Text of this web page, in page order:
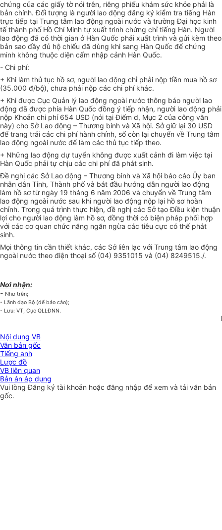
chứng của các giấy tờ nói trên, riêng phiếu khám sức khỏe phải là
bản chính. Đối tượng là người lao động đăng ký kiểm tra tiếng Hàn
trực tiếp tại Trung tâm lao động ngoài nước và trường Đại học kinh
tế thành phố Hồ Chí Minh tự xuất trình chứng chỉ tiếng Hàn. Người
lao động đã có thời gian ở Hàn Quốc phải xuất trình và gửi kèm theo
bản sao đầy đủ hộ chiếu đã dùng khi sang Hàn Quốc để chứng
minh không thuộc diện cấm nhập cảnh Hàn Quốc.
- Chi phí:
+ Khi làm thủ tục hồ sơ, người lao động chỉ phải nộp tiền mua hồ sơ
(35.000 đ/bộ), chưa phải nộp các chi phí khác.
+ Khi được Cục Quản lý lao động ngoài nước thông báo người lao
động đã được phía Hàn Quốc đồng ý tiếp nhận, người lao động phải
nộp Khoản chi phí 654 USD (nói tại Điểm d, Mục 2 của công văn
này) cho Sở Lao động – Thương binh và Xã hội. Sở giữ lại 30 USD
để trang trải các chi phí hành chính, số còn lại chuyển về Trung tâm
lao động ngoài nước để làm các thủ tục tiếp theo.
+ Những lao động dự tuyển không được xuất cảnh đi làm việc tại
Hàn Quốc phải tự chịu các chi phí đã phát sinh.
Đề nghị các Sở Lao động – Thương binh và Xã hội báo cáo Ủy ban
nhân dân Tỉnh, Thành phố và bắt đầu hướng dẫn người lao động
làm hồ sơ từ ngày 19 tháng 6 năm 2006 và chuyển về Trung tâm
lao động ngoài nước sau khi người lao động nộp lại hồ sơ hoàn
chỉnh. Trong quá trình thực hiện, đề nghị các Sở tạo Điều kiện thuận
lợi cho người lao động làm hồ sơ, đồng thời có biện pháp phối hợp
với các cơ quan chức năng ngăn ngừa các tiêu cực có thể phát
sinh.
Mọi thông tin cần thiết khác, các Sở liên lạc với Trung tâm lao động
ngoài nước theo điện thoại số (04) 9351015 và (04) 8249515./.
Nơi nhận:
- Như trên;
- Lãnh đạo Bộ (để báo cáo);
- Lưu: VT, Cục QLLĐNN.
Nội dung VB
Văn bản gốc
Tiếng anh
Lược đồ
VB liên quan
Bản án áp dụng
Vui lòngĐăng ký tài khoản hoặc đăng nhập để xem và tải văn bản
gốc.